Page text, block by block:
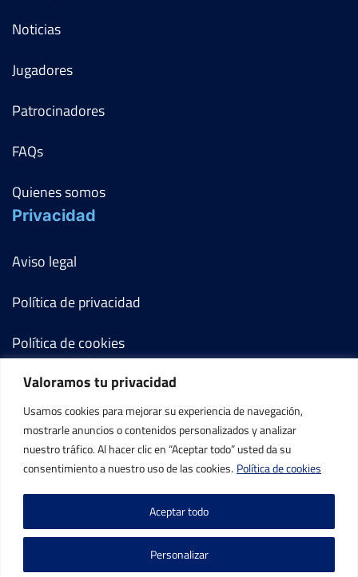
Valoramos tu privacidad
Usamos cookies para mejorar su experiencia de navegación,
mostrarle anuncios o contenidos personalizados y analizar
nuestro tráfico. Al hacer clic en “Aceptar todo” usted da su
consentimiento a nuestro uso de las cookies. Política de cookies
Personalizar
Aceptar todo
Noticias
Jugadores
Patrocinadores
FAQs
Quienes somos
Privacidad
Aviso legal
Política de privacidad
Política de cookies
Términos y condiciones
Mi cuenta
Contacto